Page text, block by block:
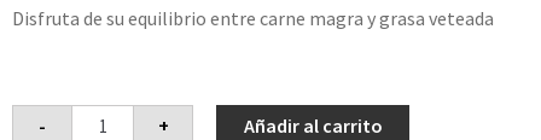
Disfruta de su equilibrio entre carne magra y grasa veteada
- + Añadir al carrito